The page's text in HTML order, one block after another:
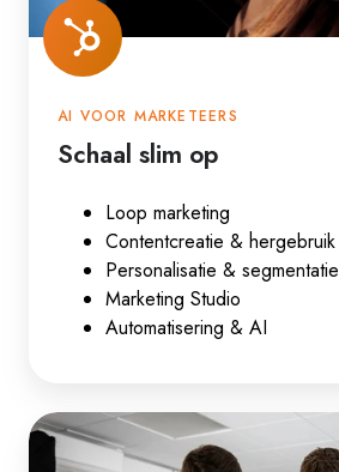
AI VOOR MARKETEERS
Schaal slim op
Loop marketing
Contentcreatie & hergebruik
Personalisatie & segmentatie
Marketing Studio
Automatisering & AI